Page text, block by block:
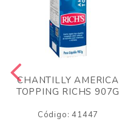
CHANTILLY AMERICA
TOPPING RICHS 907G
Código: 41447